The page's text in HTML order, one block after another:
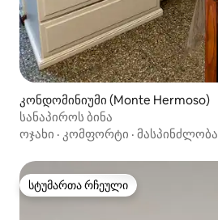
კონდომინიუმი (Monte Hermoso)
სანაპიროს ბინა
ოჯახი · კომფორტი · მასპინძლობა
სტუმართა რჩეული
სტუმართა რჩეული